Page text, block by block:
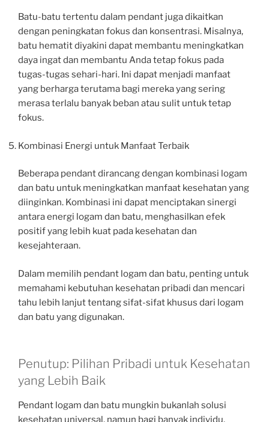
Batu-batu tertentu dalam pendant juga dikaitkan
dengan peningkatan fokus dan konsentrasi. Misalnya,
batu hematit diyakini dapat membantu meningkatkan
daya ingat dan membantu Anda tetap fokus pada
tugas-tugas sehari-hari. Ini dapat menjadi manfaat
yang berharga terutama bagi mereka yang sering
merasa terlalu banyak beban atau sulit untuk tetap
fokus.
Kombinasi Energi untuk Manfaat Terbaik
Beberapa pendant dirancang dengan kombinasi logam
dan batu untuk meningkatkan manfaat kesehatan yang
diinginkan. Kombinasi ini dapat menciptakan sinergi
antara energi logam dan batu, menghasilkan efek
positif yang lebih kuat pada kesehatan dan
kesejahteraan.
Dalam memilih pendant logam dan batu, penting untuk
memahami kebutuhan kesehatan pribadi dan mencari
tahu lebih lanjut tentang sifat-sifat khusus dari logam
dan batu yang digunakan.
Penutup: Pilihan Pribadi untuk Kesehatan
yang Lebih Baik
Pendant logam dan batu mungkin bukanlah solusi